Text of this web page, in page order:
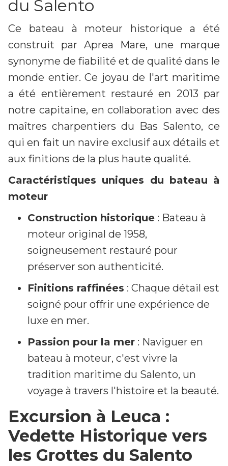
du Salento
Ce bateau à moteur historique a été
construit par Aprea Mare, une marque
synonyme de fiabilité et de qualité dans le
monde entier. Ce joyau de l'art maritime
a été entièrement restauré en 2013 par
notre capitaine, en collaboration avec des
maîtres charpentiers du Bas Salento, ce
qui en fait un navire exclusif aux détails et
aux finitions de la plus haute qualité.
Caractéristiques uniques du bateau à
moteur
Construction historique : Bateau à
moteur original de 1958,
soigneusement restauré pour
préserver son authenticité.
Finitions raffinées : Chaque détail est
soigné pour offrir une expérience de
luxe en mer.
Passion pour la mer : Naviguer en
bateau à moteur, c'est vivre la
tradition maritime du Salento, un
voyage à travers l'histoire et la beauté.
Excursion à Leuca :
Vedette Historique vers
les Grottes du Salento